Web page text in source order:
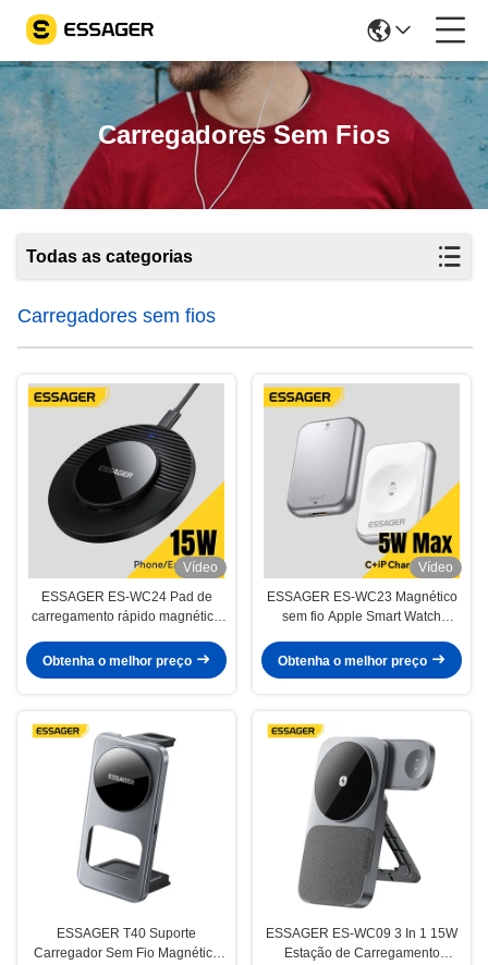
Carregadores Sem Fios
Todas as categorias
Carregadores sem fios
Vídeo
ESSAGER ES-WC24 Pad de
carregamento rápido magnético
Obtenha o melhor preço
Vídeo
ESSAGER ES-WC23 Magnético
sem fio Apple Smart Watch
Obtenha o melhor preço
ESSAGER T40 Suporte
Carregador Sem Fio Magnético
ESSAGER ES-WC09 3 In 1 15W
Estação de Carregamento